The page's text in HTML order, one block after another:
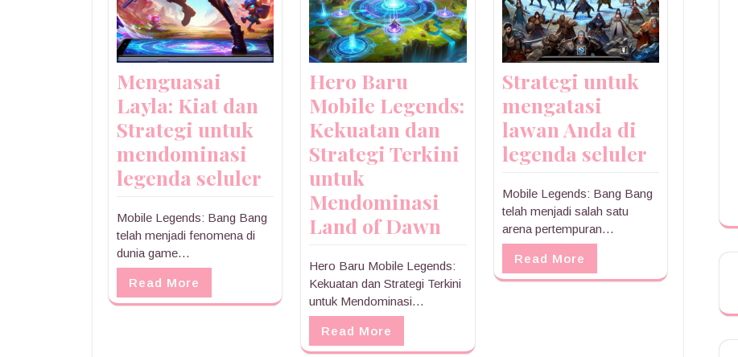
Menguasai
Layla: Kiat dan
Strategi untuk
mendominasi
legenda seluler
Mobile Legends: Bang Bang
telah menjadi fenomena di
dunia game…
Read More
Hero Baru
Mobile Legends:
Kekuatan dan
Strategi Terkini
untuk
Mendominasi
Land of Dawn
Hero Baru Mobile Legends:
Kekuatan dan Strategi Terkini
untuk Mendominasi…
Read More
Strategi untuk
mengatasi
lawan Anda di
legenda seluler
Mobile Legends: Bang Bang
telah menjadi salah satu
arena pertempuran…
Read More